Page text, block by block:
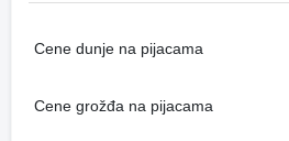
Cene dunje na pijacama
Cene grožđa na pijacama